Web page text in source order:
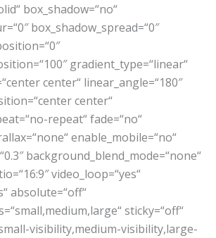
box_shadow=“no“
box_shadow_spread=“0″
gradient_type=“linear“
center“ linear_angle=“180″
center“
repeat“ fade=“no“
enable_mobile=“no“
background_blend_mode=“none“
video_loop=“yes“
absolute=“off“
sticky=“off“
visibility,medium-visibility,large-